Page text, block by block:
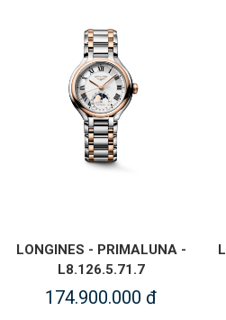
LONGINES - PRIMALUNA -
L8.126.5.71.7
174.900.000 đ